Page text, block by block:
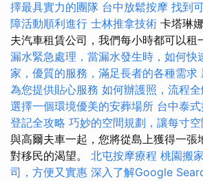
擇最具實力的團隊 台中放鬆按摩 找到
障活動順利進行 士林推拿技術 卡塔琳
夫汽車租賃公司，我們每小時都可以租
漏水緊急處理，當漏水發生時，如何快
家，優質的服務，滿足長者的各種需求
為您提供貼心服務 如何辦護照，流程
選擇一個環境優美的安葬場所 台中泰
登記全攻略 巧妙的空間規劃，讓每寸
與高爾夫車一起，您將從島上獲得一張
對移民的渴望。 北屯按摩療程 桃園搬
司，方便又實惠 深入了解Google